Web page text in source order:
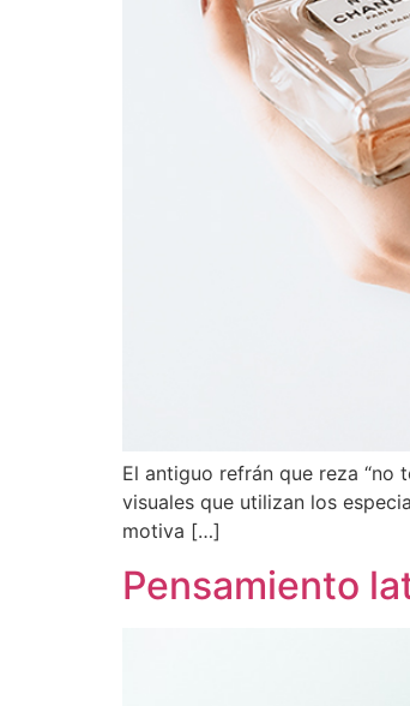
El antiguo refrán que reza
visuales que utilizan los
motiva […]
Pensamiento